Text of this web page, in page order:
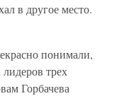
в другое место.
понимали,
трех
Горбачева